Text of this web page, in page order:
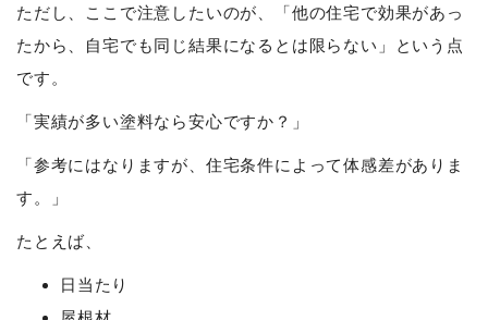
ただし、ここで注意したいのが、「他の住宅で効果があっ
たから、自宅でも同じ結果になるとは限らない」という点
です。
「実績が多い塗料なら安心ですか？」
「参考にはなりますが、住宅条件によって体感差がありま
す。」
たとえば、
日当たり